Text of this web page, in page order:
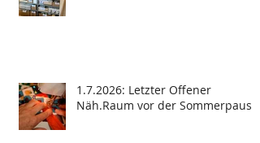
1.7.2026: Letzter Offener
Näh.Raum vor der Sommerpause